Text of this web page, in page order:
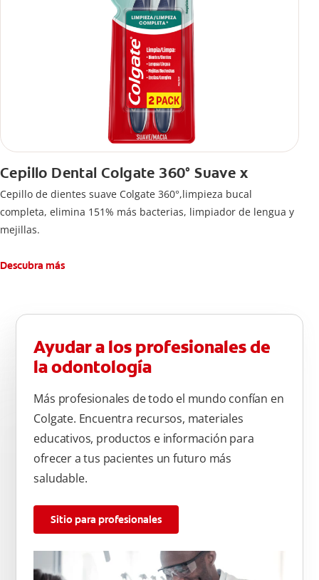
Cepillo Dental Colgate 360° Suave x
Cepillo de dientes suave Colgate 360°,limpieza bucal
completa, elimina 151% más bacterias, limpiador de lengua y
mejillas.
Descubra más
Ayudar a los profesionales de
la odontología
Más profesionales de todo el mundo confían en
Colgate. Encuentra recursos, materiales
educativos, productos e información para
ofrecer a tus pacientes un futuro más
saludable.
Sitio para profesionales